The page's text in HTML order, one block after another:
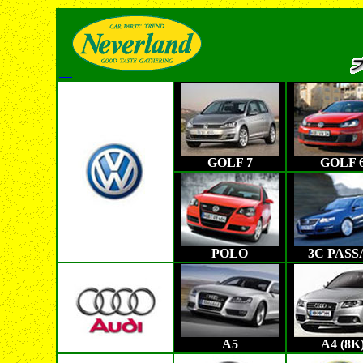
GOLF 7 GOLF
POLO 3C
A5 A4